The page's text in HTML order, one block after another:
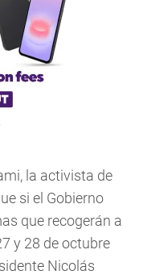
la activista de
si el Gobierno
que recogerán a
y 28 de octubre
Nicolás